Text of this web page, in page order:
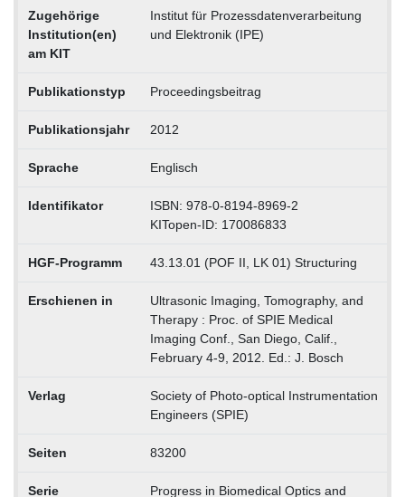
Zugehörige
Institution(en)
am KIT
Institut für Prozessdatenverarbeitung
und Elektronik (IPE)
Publikationstyp Proceedingsbeitrag
Publikationsjahr 2012
Sprache Englisch
Identifikator
ISBN: 978-0-8194-8969-2
KITopen-ID: 170086833
HGF-Programm 43.13.01 (POF II, LK 01) Structuring
Erschienen in
Ultrasonic Imaging, Tomography, and
Therapy : Proc. of SPIE Medical
Imaging Conf., San Diego, Calif.,
February 4-9, 2012. Ed.: J. Bosch
Verlag
Society of Photo-optical Instrumentation
Engineers (SPIE)
Seiten 83200
Serie Progress in Biomedical Optics and